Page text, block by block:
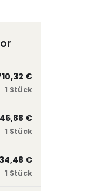
€
1 Stück
€
1 Stück
€
1 Stück